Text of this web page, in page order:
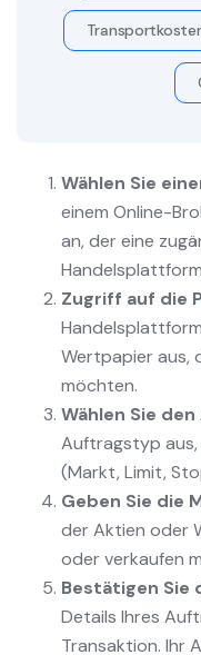
Wählen Sie
einem Online-
an, der eine
Zugriff auf die
Wertpapier aus,
möchten.
Wählen Sie
Auftragstyp
(Markt, Limit,
Geben Sie die
der Aktien oder
oder verkaufen
Bestätigen Sie
Details Ihres
Transaktion. Ihr